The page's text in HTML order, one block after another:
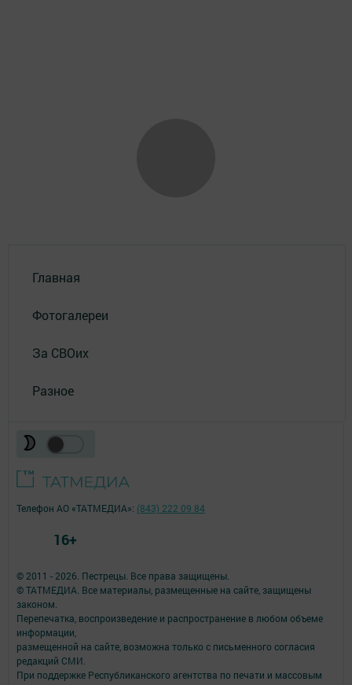
Главная
Фотогалереи
За СВОих
Разное
© 2011 - 2026. Пестрецы. Все права защищены.
© ТАТМЕДИА. Все материалы, размещенные на сайте, защищены
законом.
Перепечатка, воспроизведение и распространение в любом объеме
информации,
размещенной на сайте, возможна только с письменного согласия
редакций СМИ.
При поддержке Республиканского агентства по печати и массовым
Телефон АО «ТАТМЕДИА»: (843) 222 09 84
16+